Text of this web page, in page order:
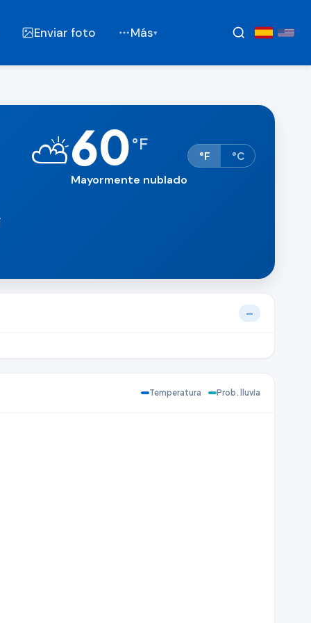
Enviar foto Más▾
⛅60°F
Mayormente nublado
°F °C
—
Temperatura Prob. lluvia